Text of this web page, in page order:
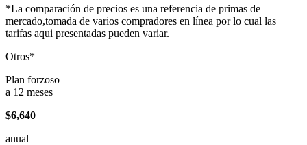
*La comparación de precios es una referencia de primas de
mercado,tomada de varios compradores en línea por lo cual las
tarifas aqui presentadas pueden variar.
Otros*
Plan forzoso
a 12 meses
$6,640
anual